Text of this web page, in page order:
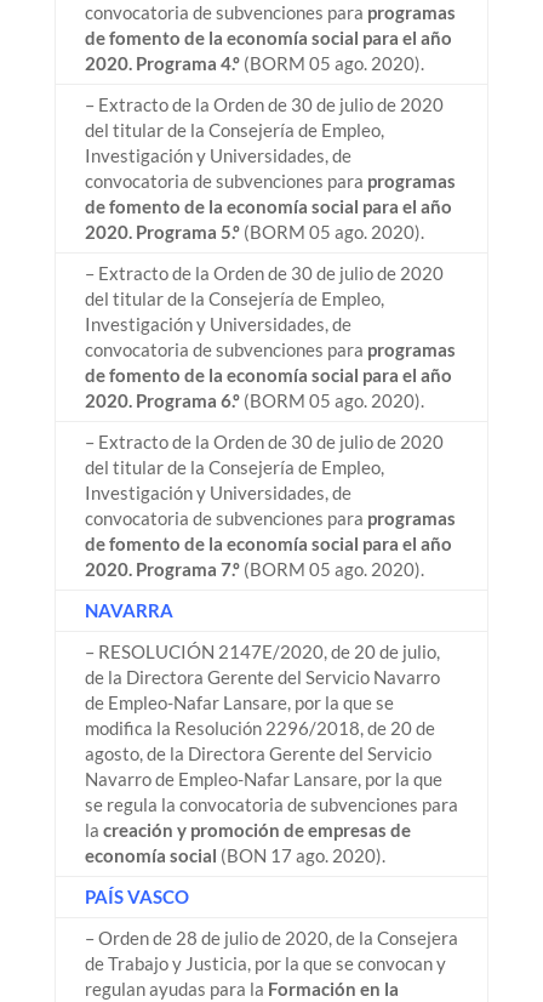
convocatoria de subvenciones para programas
de fomento de la economía social para el año
2020. Programa 4.º(BORM 05 ago. 2020).
– Extracto de la Orden de 30 de julio de 2020
del titular de la Consejería de Empleo,
Investigación y Universidades, de
convocatoria de subvenciones para programas
de fomento de la economía social para el año
2020. Programa 5.º (BORM 05 ago. 2020).
– Extracto de la Orden de 30 de julio de 2020
del titular de la Consejería de Empleo,
Investigación y Universidades, de
convocatoria de subvenciones para programas
de fomento de la economía social para el año
2020. Programa 6.º (BORM 05 ago. 2020).
– Extracto de la Orden de 30 de julio de 2020
del titular de la Consejería de Empleo,
Investigación y Universidades, de
convocatoria de subvenciones para programas
de fomento de la economía social para el año
2020. Programa 7.º(BORM 05 ago. 2020).
NAVARRA
– RESOLUCIÓN 2147E/2020, de 20 de julio,
de la Directora Gerente del Servicio Navarro
de Empleo-Nafar Lansare, por la que se
modifica la Resolución 2296/2018, de 20 de
agosto, de la Directora Gerente del Servicio
Navarro de Empleo-Nafar Lansare, por la que
se regula la convocatoria de subvenciones para
la creación y promoción de empresas de
economía social (BON 17 ago. 2020).
PAÍS VASCO
– Orden de 28 de julio de 2020, de la Consejera
de Trabajo y Justicia, por la que se convocan y
regulan ayudas para la Formación en la